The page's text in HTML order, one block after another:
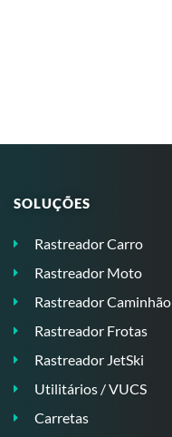
SOLUÇÕES
Rastreador Carro
Rastreador Moto
Rastreador Caminhão
Rastreador Frotas
Rastreador JetSki
Utilitários / VUCS
Carretas